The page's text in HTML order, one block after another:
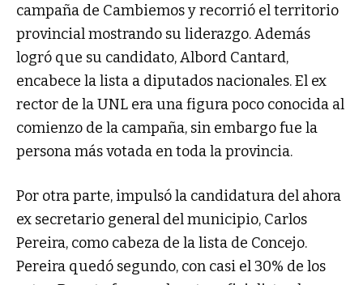
campaña de Cambiemos y recorrió el territorio
provincial mostrando su liderazgo. Además
logró que su candidato, Albord Cantard,
encabece la lista a diputados nacionales. El ex
rector de la UNL era una figura poco conocida al
comienzo de la campaña, sin embargo fue la
persona más votada en toda la provincia.
Por otra parte, impulsó la candidatura del ahora
ex secretario general del municipio, Carlos
Pereira, como cabeza de la lista de Concejo.
Pereira quedó segundo, con casi el 30% de los